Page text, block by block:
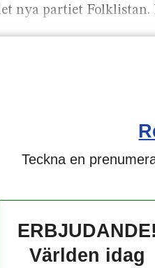
nya partiet Folklistan.
Teckna en
ERBJUDANDE!
Världen idag